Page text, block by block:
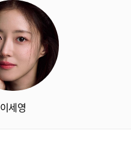
이세영